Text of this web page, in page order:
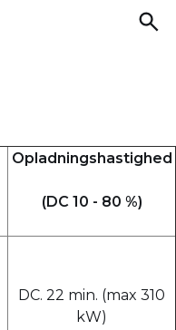
Opladningshastighed
(DC 10 - 80 %)
DC. 22 min. (max 310
kW)